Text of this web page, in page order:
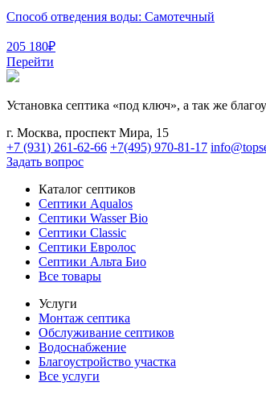
Способ отведения воды: Самотечный
205 180₽
Перейти
Установка септика «под ключ», а так же
г. Москва, проспект Мира, 15
+7 (931) 261-62-66 +7(495) 970-81-17
Задать вопрос
Каталог септиков
Септики Aqualos
Септики Wasser Bio
Септики Classic
Септики Евролос
Септики Альта Био
Все товары
Услуги
Монтаж септика
Обслуживание септиков
Водоснабжение
Благоустройство участка
Все услуги